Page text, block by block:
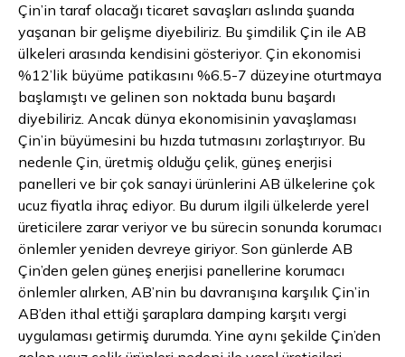
Çin’in taraf olacağı ticaret savaşları aslında şuanda
yaşanan bir gelişme diyebiliriz. Bu şimdilik Çin ile AB
ülkeleri arasında kendisini gösteriyor. Çin ekonomisi
%12’lik büyüme patikasını %6.5-7 düzeyine oturtmaya
başlamıştı ve gelinen son noktada bunu başardı
diyebiliriz. Ancak dünya ekonomisinin yavaşlaması
Çin’in büyümesini bu hızda tutmasını zorlaştırıyor. Bu
nedenle Çin, üretmiş olduğu çelik, güneş enerjisi
panelleri ve bir çok sanayi ürünlerini AB ülkelerine çok
ucuz fiyatla ihraç ediyor. Bu durum ilgili ülkelerde yerel
üreticilere zarar veriyor ve bu sürecin sonunda korumacı
önlemler yeniden devreye giriyor. Son günlerde AB
Çin’den gelen güneş enerjisi panellerine korumacı
önlemler alırken, AB’nin bu davranışına karşılık Çin’in
AB’den ithal ettiği şaraplara damping karşıtı vergi
uygulaması getirmiş durumda. Yine aynı şekilde Çin’den